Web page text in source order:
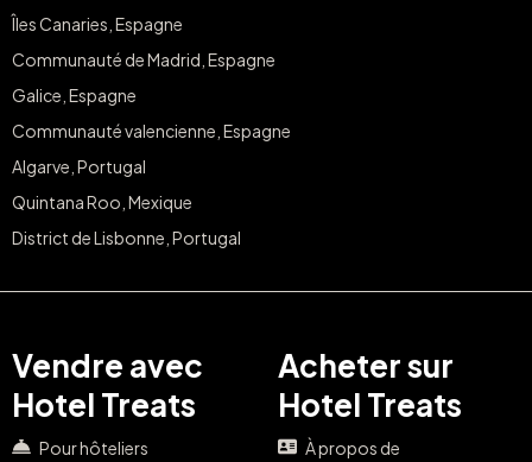
Îles Canaries, Espagne
Communauté de Madrid, Espagne
Galice, Espagne
Communauté valencienne, Espagne
Algarve, Portugal
Quintana Roo, Mexique
District de Lisbonne, Portugal
Vendre avec
Hotel Treats
Pour hôteliers
Acheter sur
Hotel Treats
À propos de